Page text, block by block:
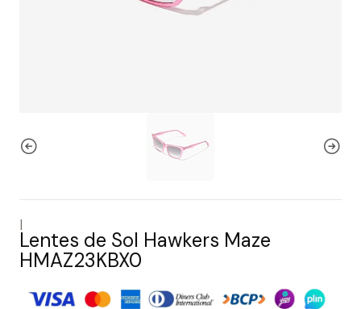
|
Lentes de Sol Hawkers Maze
HMAZ23KBX0